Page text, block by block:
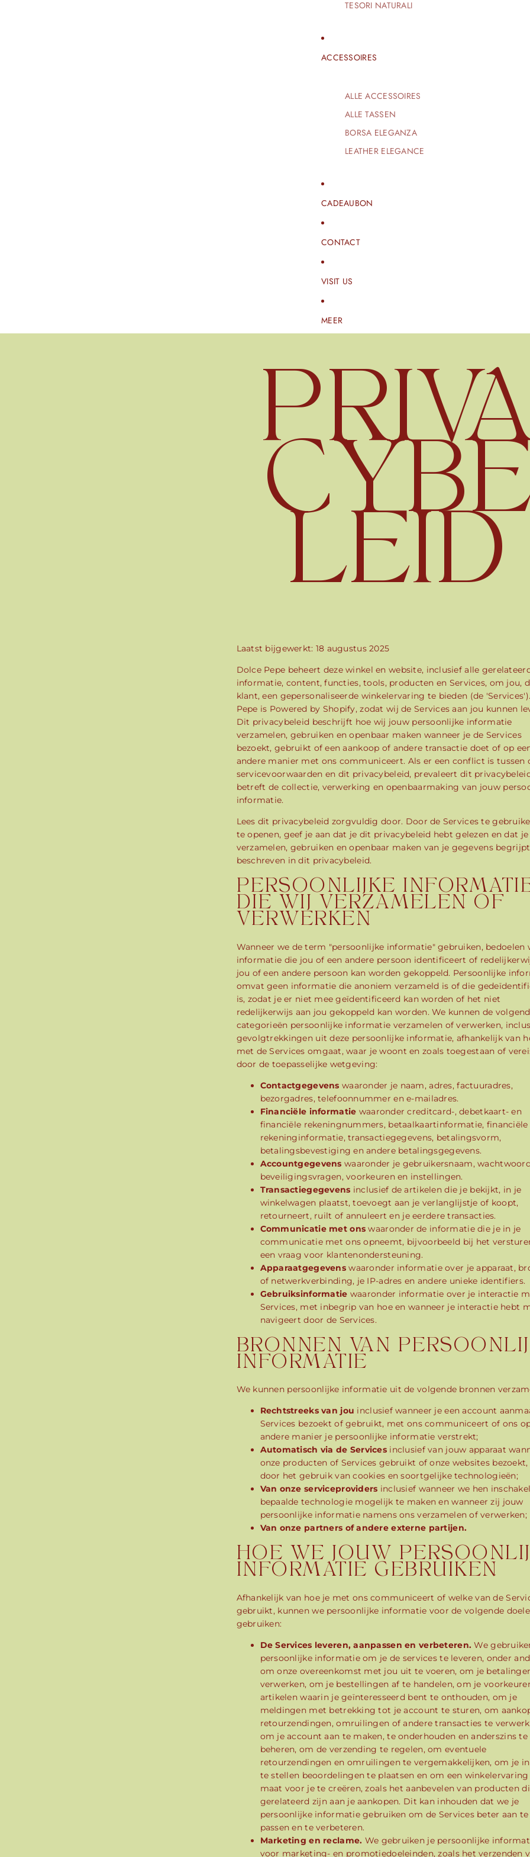
TESORI NATURALI
ACCESSOIRES
ALLE ACCESSOIRES
ALLE TASSEN
BORSA ELEGANZA
LEATHER ELEGANCE
CADEAUBON
CONTACT
VISIT US
MEER
LEID
Laatst bijgewerkt: 18 augustus 2025
Dolce Pepe beheert deze winkel en website, inclusief alle
informatie, content, functies, tools, producten en Services, om jou,
klant, een gepersonaliseerde winkelervaring te bieden (de
Pepe is Powered by Shopify, zodat wij de Services aan jou kunnen
Dit privacybeleid beschrijft hoe wij jouw persoonlijke informatie
verzamelen, gebruiken en openbaar maken wanneer je de Services
bezoekt, gebruikt of een aankoop of andere transactie doet of op
andere manier met ons communiceert. Als er een conflict is tussen
servicevoorwaarden en dit privacybeleid, prevaleert dit
betreft de collectie, verwerking en openbaarmaking van jouw
informatie.
Lees dit privacybeleid zorgvuldig door. Door de Services te
te openen, geef je aan dat je dit privacybeleid hebt gelezen en dat
verzamelen, gebruiken en openbaar maken van je gegevens
beschreven in dit privacybeleid.
PERSOONLIJKE
DIE WIJ VERZAMELEN OF
VERWERKEN
Wanneer we de term "persoonlijke informatie" gebruiken, bedoelen
informatie die jou of een andere persoon identificeert of
jou of een andere persoon kan worden gekoppeld. Persoonlijke
omvat geen informatie die anoniem verzameld is of die
is, zodat je er niet mee geïdentificeerd kan worden of het niet
redelijkerwijs aan jou gekoppeld kan worden. We kunnen de
categorieën persoonlijke informatie verzamelen of verwerken,
gevolgtrekkingen uit deze persoonlijke informatie, afhankelijk van
met de Services omgaat, waar je woont en zoals toegestaan of
door de toepasselijke wetgeving:
Contactgegevens waaronder je naam, adres, factuuradres,
bezorgadres, telefoonnummer en e-mailadres.
Financiële informatie waaronder creditcard-, debetkaart- en
financiële rekeningnummers, betaalkaartinformatie, financiële
rekeninginformatie, transactiegegevens, betalingsvorm,
betalingsbevestiging en andere betalingsgegevens.
Accountgegevens waaronder je gebruikersnaam,
beveiligingsvragen, voorkeuren en instellingen.
Transactiegegevens inclusief de artikelen die je bekijkt, in je
winkelwagen plaatst, toevoegt aan je verlanglijstje of koopt,
retourneert, ruilt of annuleert en je eerdere transacties.
Communicatie met ons waaronder de informatie die je in je
communicatie met ons opneemt, bijvoorbeeld bij het
een vraag voor klantenondersteuning.
Apparaatgegevenswaaronder informatie over je apparaat,
of netwerkverbinding, je IP-adres en andere unieke identifiers.
Gebruiksinformatie waaronder informatie over je interactie
Services, met inbegrip van hoe en wanneer je interactie hebt
navigeert door de Services.
BRONNEN VAN
INFORMATIE
We kunnen persoonlijke informatie uit de volgende bronnen
Rechtstreeks van jou inclusief wanneer je een account
Services bezoekt of gebruikt, met ons communiceert of ons
andere manier je persoonlijke informatie verstrekt;
Automatisch via de Services inclusief van jouw apparaat
onze producten of Services gebruikt of onze websites bezoekt,
door het gebruik van cookies en soortgelijke technologieën;
Van onze serviceproviders inclusief wanneer we hen
bepaalde technologie mogelijk te maken en wanneer zij jouw
persoonlijke informatie namens ons verzamelen of verwerken;
Van onze partners of andere externe partijen.
HOE WE JOUW
INFORMATIE GEBRUIKEN
Afhankelijk van hoe je met ons communiceert of welke van de
gebruikt, kunnen we persoonlijke informatie voor de volgende
gebruiken:
De Services leveren, aanpassen en verbeteren. We
persoonlijke informatie om je de services te leveren, onder
om onze overeenkomst met jou uit te voeren, om je
verwerken, om je bestellingen af te handelen, om je
artikelen waarin je geïnteresseerd bent te onthouden, om je
meldingen met betrekking tot je account te sturen, om
retourzendingen, omruilingen of andere transacties te
om je account aan te maken, te onderhouden en anderszins te
beheren, om de verzending te regelen, om eventuele
retourzendingen en omruilingen te vergemakkelijken, om je
te stellen beoordelingen te plaatsen en om een
maat voor je te creëren, zoals het aanbevelen van producten
gerelateerd zijn aan je aankopen. Dit kan inhouden dat we je
persoonlijke informatie gebruiken om de Services beter aan te
passen en te verbeteren.
Marketing en reclame. We gebruiken je persoonlijke
voor marketing- en promotiedoeleinden, zoals het verzenden